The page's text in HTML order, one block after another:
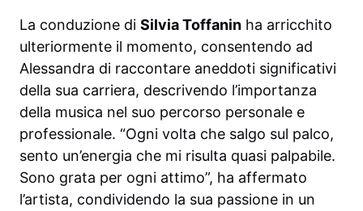
La conduzione di Silvia Toffanin ha arricchito
ulteriormente il momento, consentendo ad
Alessandra di raccontare aneddoti significativi
della sua carriera, descrivendo l’importanza
della musica nel suo percorso personale e
professionale. “Ogni volta che salgo sul palco,
sento un’energia che mi risulta quasi palpabile.
Sono grata per ogni attimo”, ha affermato
l’artista, condividendo la sua passione in un